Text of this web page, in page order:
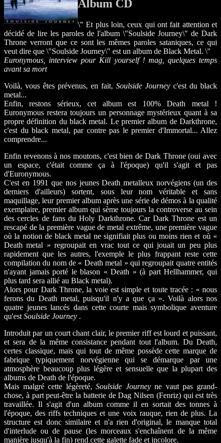
Album CD
\" Et plus loin, ceux qui ont fait attention et
décidé de lire les paroles de l'album \"Soulside Journey\" de Dark
Throne verront que ce sont les mêmes paroles sataniques, ce qui
veut dire que \"Soulside Journey\" est un album de Black Metal. \"
Euronymous, interview pour Kill yourself ! mag, quelques temps
avant sa mort
Voilà, vous êtes prévenus, en fait, Soulside Journey c'est du black
metal...
Enfin, restons sérieux, cet album est 100% Death metal !
Euronymous restera toujours un personnage mystérieux quant à sa
propre définition du black metal. Le premier album de Darkthrone,
c'est du black metal, par contre pas le premier d'Immortal... Allez
comprendre...
Enfin revenons à nos moutons, c'est bien de Dark Throne (oui avec
un espace, c'était comme ça à l'époque) qu'il s'agit et pas
d'Euronymous.
C'est en 1991 que nos jeunes Death metalleux norvégiens (un des
derniers d'ailleurs) sortent, sous leur nom véritable et sans
maquillage, leur premier album après une série de démos à la qualité
exemplaire, premier album qui sème toujours la controverse au sein
des cercles de fans du Holy Darkthrone. Car Dark Throne est un
rescapé de la première vague de metal extrême, une première vague
où la notion de black metal ne signifiait plus ou moins rien et où «
Death metal » regroupait en vrac tout ce qui jouait un peu plus
rapidement que les autres, l'exemple le plus frappant reste cette
compilation du nom de « Death metal » qui regroupait quatre entités
n'ayant jamais porté le blason « Death » (à part Hellhammer, qui
plus tard sera allié au Black metal).
Alors pour Dark Throne, la voie est simple et toute tracée : « nous
ferons du Death metal, puisqu'il n'y a que ça ». Voilà alors nos
quatre jeunes lancés dans cette courte mais symbolique aventure
qu'est Soulside Journey .
Introduit par un court chant clair, le premier riff est lourd et puissant,
et sera de la même consistance pendant tout l'album. Du Death,
certes classique, mais qui tout de même possède cette marque de
fabrique typiquement norvégienne qui se démarque par une
atmosphère beaucoup plus légère et sensuelle que la plupart des
albums de Death de l'époque.
Mais malgré cette légèreté,Soulside Journeyne vaut pas grand-
chose, à part peut-être la batterie de Dag Nilsen (Fenriz) qui est très
travaillée. Il s'agit d'un album comme il en sortait des tonnes à
l'époque, des riffs techniques et une voix rauque, rien de plus. La
structure est donc similaire et n'a rien d'original, le manque total
d'interlude ou de pause (les morceaux s'enchaînent de la même
manière jusqu'à la fin) rend cette galette fade et incolore.